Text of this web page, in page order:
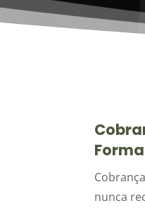
nunca